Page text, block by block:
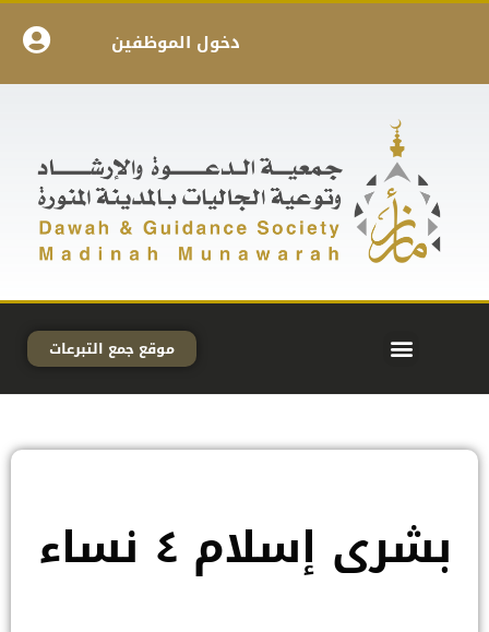
دخول الموظفين
موقع جمع التبرعات
بشرى إسلام ٤ نساء